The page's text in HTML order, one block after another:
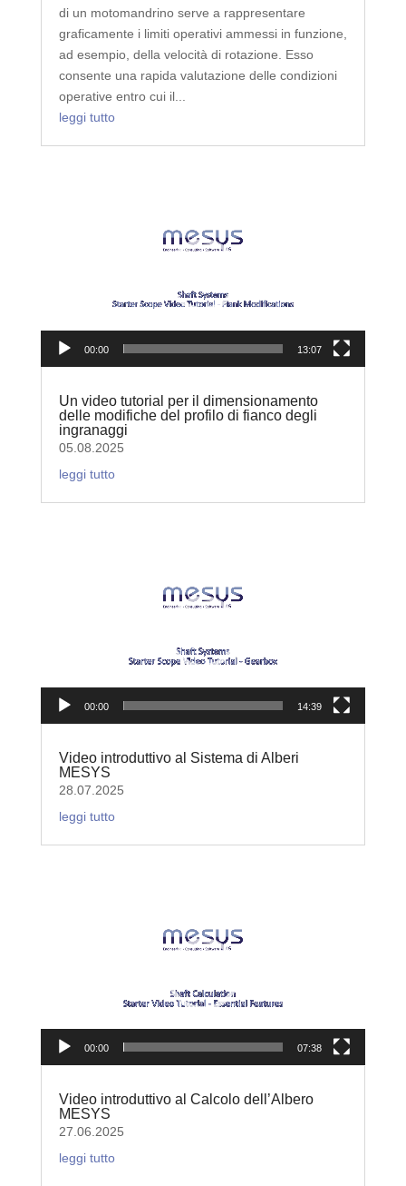
di un motomandrino serve a rappresentare
graficamente i limiti operativi ammessi in funzione,
ad esempio, della velocità di rotazione. Esso
consente una rapida valutazione delle condizioni
operative entro cui il...
leggi tutto
00:00 13:07
Un video tutorial per il dimensionamento
delle modifiche del profilo di fianco degli
ingranaggi
05.08.2025
leggi tutto
00:00 14:39
Video introduttivo al Sistema di Alberi
MESYS
28.07.2025
leggi tutto
00:00 07:38
Video introduttivo al Calcolo dell’Albero
MESYS
27.06.2025
leggi tutto